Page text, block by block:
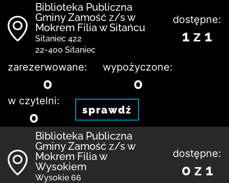
Biblio­teka Publiczna
Gminy Zamość z/s w
Mokrem Filia w Sitańcu
Sitaniec 422
22-400 Sitaniec
dostępne:
1 z 1
zarezerwowane:
0
wypożyczone:
0
w czytelni:
0 sprawdź
Biblio­teka Publiczna
Gminy Zamość z/s w
Mokrem Filia w
Wysokiem
Wysokie 66
dostępne:
0 z 1